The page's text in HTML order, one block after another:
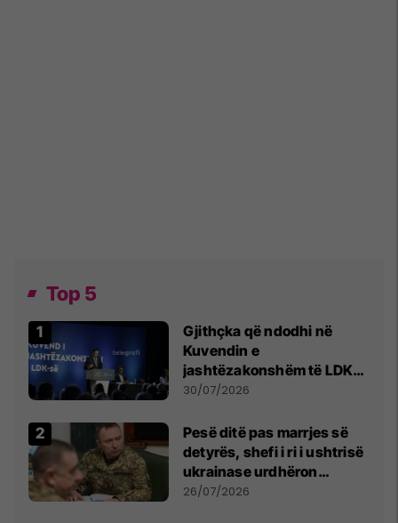
Top 5
Gjithçka që ndodhi në
Kuvendin e
jashtëzakonshëm të LDK-
së
30/07/2026
Pesë ditë pas marrjes së
detyrës, shefi i ri i ushtrisë
ukrainase urdhëron
kontroll të madh
26/07/2026